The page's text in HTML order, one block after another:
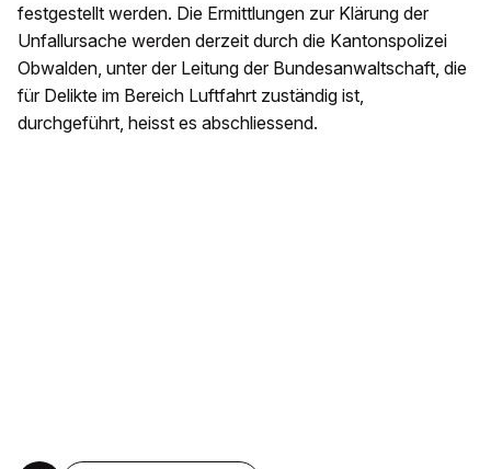
festgestellt werden. Die Ermittlungen zur Klärung der
Unfallursache werden derzeit durch die Kantonspolizei
Obwalden, unter der Leitung der Bundesanwaltschaft, die
für Delikte im Bereich Luftfahrt zuständig ist,
durchgeführt, heisst es abschliessend.